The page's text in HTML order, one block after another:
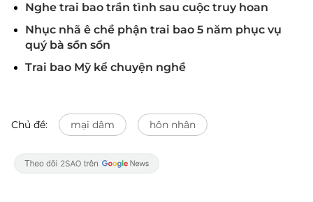
Nghe trai bao trần tình sau cuộc truy hoan
Nhục nhã ê chề phận trai bao 5 năm phục vụ
quý bà sồn sồn
Trai bao Mỹ kể chuyện nghề
Chủ đề: mại dâm hôn nhân